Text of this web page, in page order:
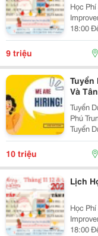
Học Phí
Improver Tối 2 4 6
18:00 Đến 21:00 Học Phí
Basic Tối 3 5 7 Khai
9 triệu
Tuyển
Và
Tuyển
Phú Trung Tâm Ngoại Ngữ Kiến Tạo C.e.t Thông Báo
Tuyển Dụng Cet Là Một Trung Tâm
Thành
10 triệu
Lịch
Học Phí
Improver Tối 2 4 6
18:00 Đến 21:00 Học Phí